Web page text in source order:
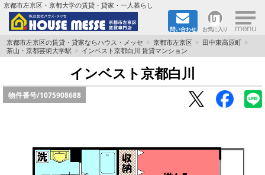
京都市左京区・京都大学の賃貸・貸家・一人暮らし
問い合わせ お気に入り ×
TOPページ
地域から検索
書類DL & 入居者さまへ
京都市左京区の賃貸・貸家ならハウス・メッセ 京都市左京区
田中東高原町
茶山・京都芸術大学駅
インベスト京都白川 賃貸マンション
インベスト京都白川
物件番号/1075908688